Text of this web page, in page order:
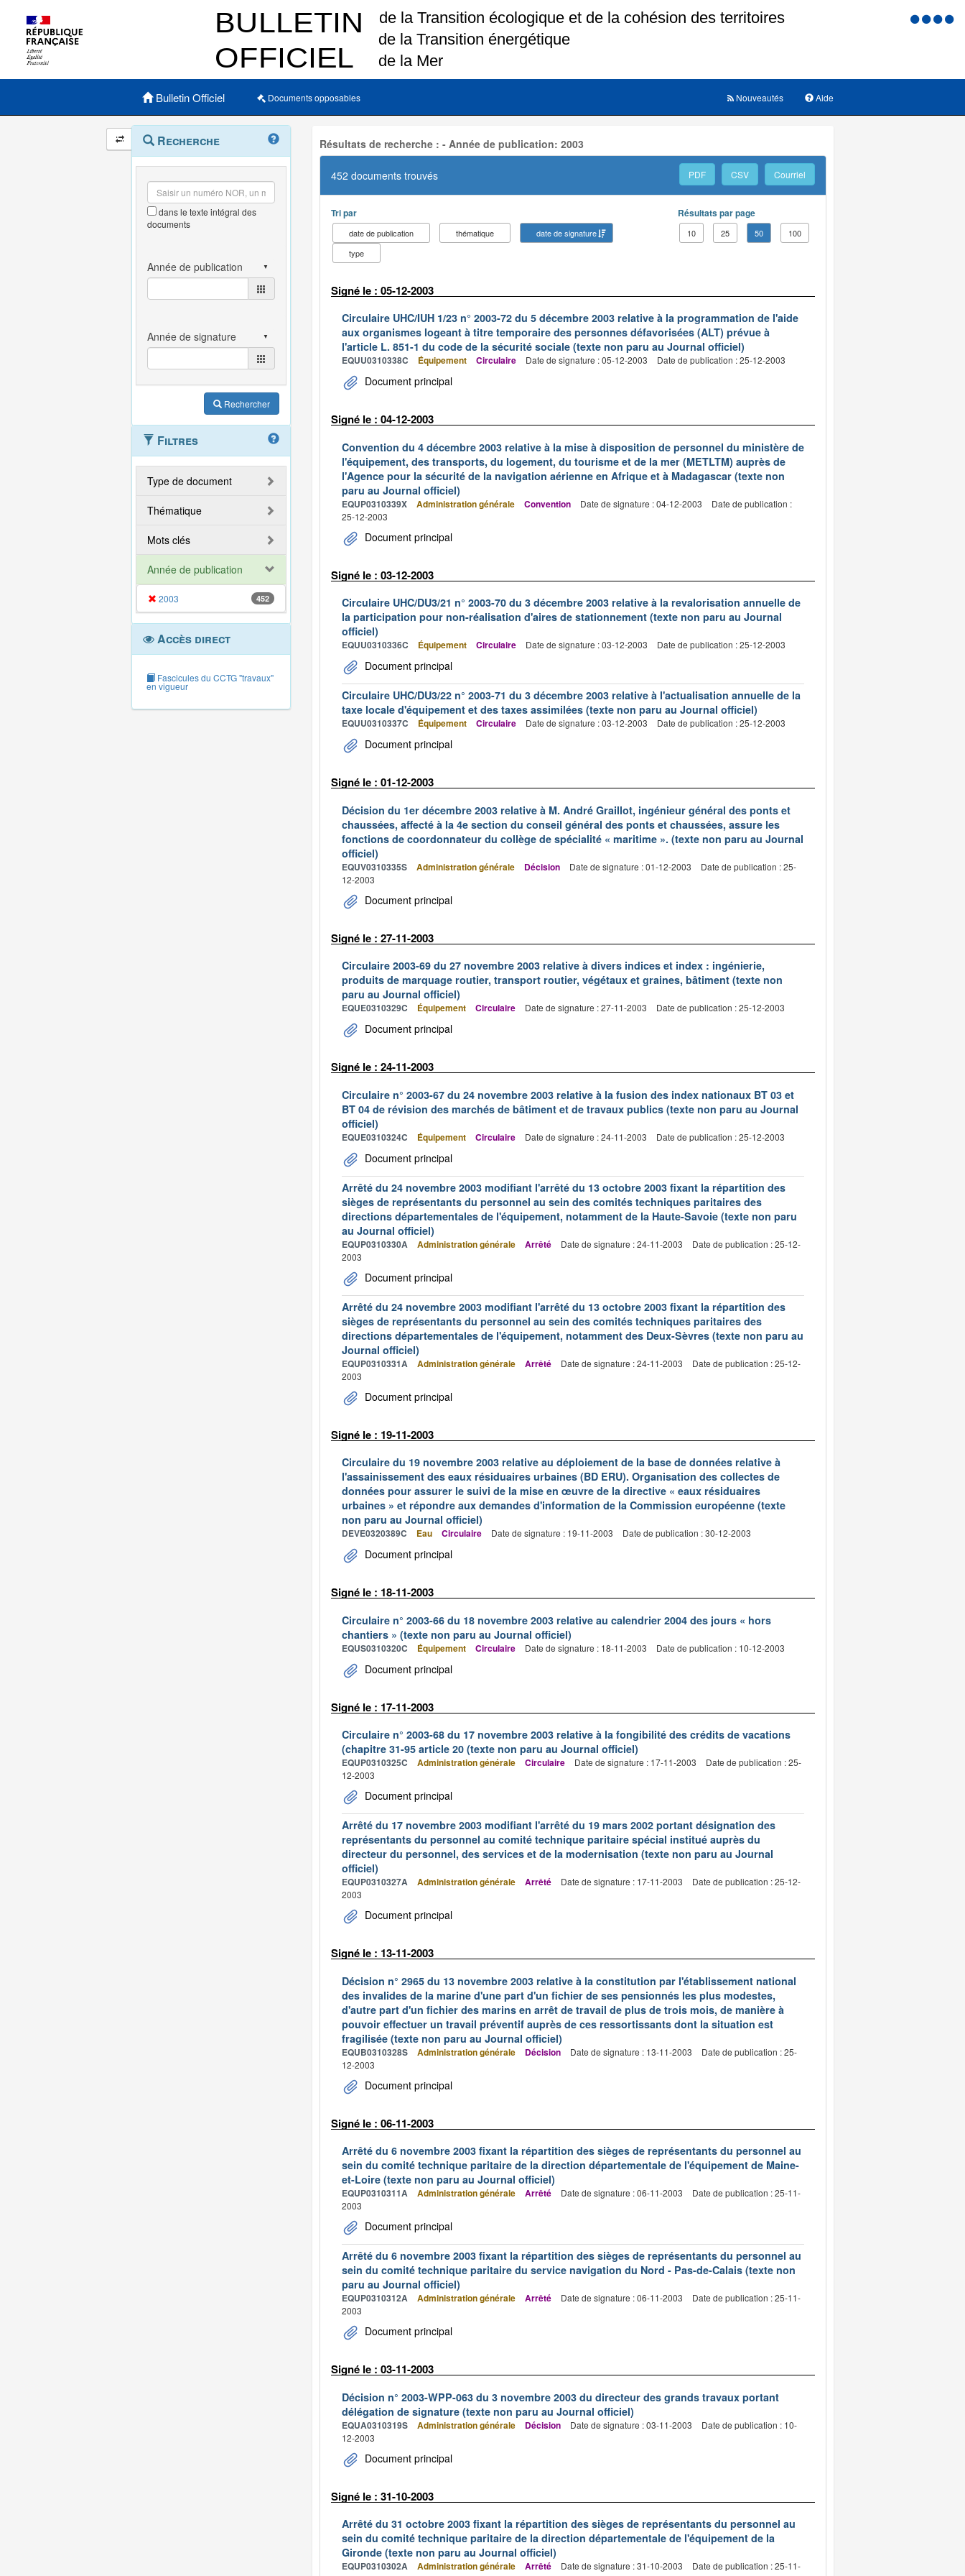
Menu
Menu principal
Bulletin Officiel Documents opposables Aide
Nouveautés
Navigation
et
outils
annexes
Menu
contextuel
Recherche
dans le texte intégral des
documents
Rechercher
Filtres
Type de document
Thématique
Mots clés
Année de publication
2003 452
Accès direct
Fascicules du CCTG "travaux"
en vigueur
Résultats de recherche : - Année de publication: 2003
452 documents trouvés PDF CSV Courriel
Tri par
date de publication thématique
date de signature
type
Résultats par page
10 25 50 100
Signé le : 05-12-2003
Circulaire UHC/IUH 1/23 n° 2003-72 du 5 décembre 2003 relative à la programmation de l'aide
aux organismes logeant à titre temporaire des personnes défavorisées (ALT) prévue à
l'article L. 851-1 du code de la sécurité sociale (texte non paru au Journal officiel)
EQUU0310338C Équipement Circulaire Date de signature : 05-12-2003 Date de publication : 25-12-2003
Document principal
Signé le : 04-12-2003
Convention du 4 décembre 2003 relative à la mise à disposition de personnel du ministère de
l'équipement, des transports, du logement, du tourisme et de la mer (METLTM) auprès de
l'Agence pour la sécurité de la navigation aérienne en Afrique et à Madagascar (texte non
paru au Journal officiel)
EQUP0310339X Administration générale Convention Date de signature : 04-12-2003
Date de publication :
25-12-2003
Document principal
Signé le : 03-12-2003
Circulaire UHC/DU3/21 n° 2003-70 du 3 décembre 2003 relative à la revalorisation annuelle de
la participation pour non-réalisation d'aires de stationnement (texte non paru au Journal
officiel)
EQUU0310336C Équipement Circulaire Date de signature : 03-12-2003 Date de publication : 25-12-2003
Document principal
Circulaire UHC/DU3/22 n° 2003-71 du 3 décembre 2003 relative à l'actualisation annuelle de la
taxe locale d'équipement et des taxes assimilées (texte non paru au Journal officiel)
EQUU0310337C Équipement Circulaire Date de signature : 03-12-2003 Date de publication : 25-12-2003
Document principal
Signé le : 01-12-2003
Décision du 1er décembre 2003 relative à M. André Graillot, ingénieur général des ponts et
chaussées, affecté à la 4e section du conseil général des ponts et chaussées, assure les
fonctions de coordonnateur du collège de spécialité « maritime ». (texte non paru au Journal
officiel)
EQUV0310335S Administration générale Décision Date de signature : 01-12-2003
Date de publication : 25-
12-2003
Document principal
Signé le : 27-11-2003
Circulaire 2003-69 du 27 novembre 2003 relative à divers indices et index : ingénierie,
produits de marquage routier, transport routier, végétaux et graines, bâtiment (texte non
paru au Journal officiel)
EQUE0310329C Équipement Circulaire Date de signature : 27-11-2003 Date de publication : 25-12-2003
Document principal
Signé le : 24-11-2003
Circulaire n° 2003-67 du 24 novembre 2003 relative à la fusion des index nationaux BT 03 et
BT 04 de révision des marchés de bâtiment et de travaux publics (texte non paru au Journal
officiel)
EQUE0310324C Équipement Circulaire Date de signature : 24-11-2003 Date de publication : 25-12-2003
Document principal
Arrêté du 24 novembre 2003 modifiant l'arrêté du 13 octobre 2003 fixant la répartition des
sièges de représentants du personnel au sein des comités techniques paritaires des
directions départementales de l'équipement, notamment de la Haute-Savoie (texte non paru
au Journal officiel)
EQUP0310330A Administration générale Arrêté Date de signature : 24-11-2003
Date de publication : 25-12-
2003
Document principal
Arrêté du 24 novembre 2003 modifiant l'arrêté du 13 octobre 2003 fixant la répartition des
sièges de représentants du personnel au sein des comités techniques paritaires des
directions départementales de l'équipement, notamment des Deux-Sèvres (texte non paru au
Journal officiel)
EQUP0310331A Administration générale Arrêté Date de signature : 24-11-2003
Date de publication : 25-12-
2003
Document principal
Signé le : 19-11-2003
Circulaire du 19 novembre 2003 relative au déploiement de la base de données relative à
l'assainissement des eaux résiduaires urbaines (BD ERU). Organisation des collectes de
données pour assurer le suivi de la mise en œuvre de la directive « eaux résiduaires
urbaines » et répondre aux demandes d'information de la Commission européenne (texte
non paru au Journal officiel)
DEVE0320389C Eau Circulaire Date de signature : 19-11-2003 Date de publication : 30-12-2003
Document principal
Signé le : 18-11-2003
Circulaire n° 2003-66 du 18 novembre 2003 relative au calendrier 2004 des jours « hors
chantiers » (texte non paru au Journal officiel)
EQUS0310320C Équipement Circulaire Date de signature : 18-11-2003 Date de publication : 10-12-2003
Document principal
Signé le : 17-11-2003
Circulaire n° 2003-68 du 17 novembre 2003 relative à la fongibilité des crédits de vacations
(chapitre 31-95 article 20 (texte non paru au Journal officiel)
EQUP0310325C Administration générale Circulaire Date de signature : 17-11-2003
Date de publication : 25-
12-2003
Document principal
Arrêté du 17 novembre 2003 modifiant l'arrêté du 19 mars 2002 portant désignation des
représentants du personnel au comité technique paritaire spécial institué auprès du
directeur du personnel, des services et de la modernisation (texte non paru au Journal
officiel)
EQUP0310327A Administration générale Arrêté Date de signature : 17-11-2003
Date de publication : 25-12-
2003
Document principal
Signé le : 13-11-2003
Décision n° 2965 du 13 novembre 2003 relative à la constitution par l'établissement national
des invalides de la marine d'une part d'un fichier de ses pensionnés les plus modestes,
d'autre part d'un fichier des marins en arrêt de travail de plus de trois mois, de manière à
pouvoir effectuer un travail préventif auprès de ces ressortissants dont la situation est
fragilisée (texte non paru au Journal officiel)
EQUB0310328S Administration générale Décision Date de signature : 13-11-2003
Date de publication : 25-
12-2003
Document principal
Signé le : 06-11-2003
Arrêté du 6 novembre 2003 fixant la répartition des sièges de représentants du personnel au
sein du comité technique paritaire de la direction départementale de l'équipement de Maine-
et-Loire (texte non paru au Journal officiel)
EQUP0310311A Administration générale Arrêté Date de signature : 06-11-2003
Date de publication : 25-11-
2003
Document principal
Arrêté du 6 novembre 2003 fixant la répartition des sièges de représentants du personnel au
sein du comité technique paritaire du service navigation du Nord - Pas-de-Calais (texte non
paru au Journal officiel)
EQUP0310312A Administration générale Arrêté Date de signature : 06-11-2003
Date de publication : 25-11-
2003
Document principal
Signé le : 03-11-2003
Décision n° 2003-WPP-063 du 3 novembre 2003 du directeur des grands travaux portant
délégation de signature (texte non paru au Journal officiel)
EQUA0310319S Administration générale Décision Date de signature : 03-11-2003
Date de publication : 10-
12-2003
Document principal
Signé le : 31-10-2003
Arrêté du 31 octobre 2003 fixant la répartition des sièges de représentants du personnel au
sein du comité technique paritaire de la direction départementale de l'équipement de la
Gironde (texte non paru au Journal officiel)
EQUP0310302A Administration générale Arrêté Date de signature : 31-10-2003
Date de publication : 25-11-